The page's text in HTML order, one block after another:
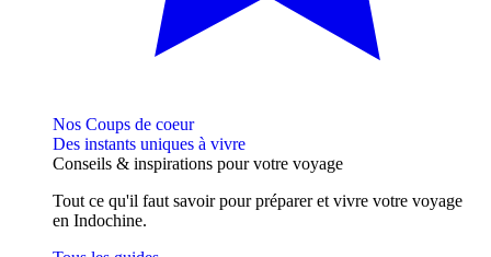
Nos Coups de coeur
Des instants uniques à vivre
Conseils & inspirations pour votre voyage
Tout ce qu'il faut savoir pour préparer et vivre votre voyage
en Indochine.